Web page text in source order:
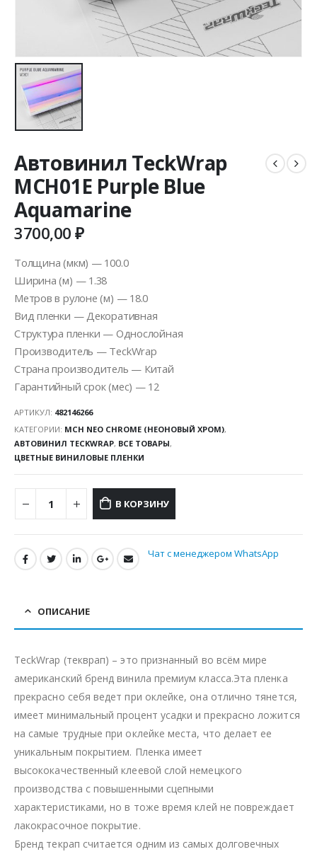
Автовинил TeckWrap
MCH01E Purple Blue
Aquamarine
3700,00₽
Толщина (мкм) — 100.0
Ширина (м) — 1.38
Метров в рулоне (м) — 18.0
Вид пленки — Декоративная
Структура пленки — Однослойная
Производитель — TeckWrap
Страна производитель — Китай
Гарантийный срок (мес) — 12
АРТИКУЛ: 482146266
КАТЕГОРИИ: MCH NEO CHROME (НЕОНОВЫЙ ХРОМ),
АВТОВИНИЛ TECKWRAP, ВСЕ ТОВАРЫ,
ЦВЕТНЫЕ ВИНИЛОВЫЕ ПЛЕНКИ
В КОРЗИНУ
Чат с менеджером WhatsApp
ОПИСАНИЕ
TeckWrap (текврап) – это признанный во всём мире
американский бренд винила премиум класса.Эта пленка
прекрасно себя ведет при оклейке, она отлично тянется,
имеет минимальный процент усадки и прекрасно ложится
на самые трудные при оклейке места, что делает ее
уникальным покрытием. Пленка имеет
высококачественный клеевой слой немецкого
производства с повышенными сцепными
характеристиками, но в тоже время клей не повреждает
лакокрасочное покрытие.
Бренд текрап считается одним из самых долговечных